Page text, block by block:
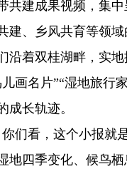
共建成果视频，集
建、乡风共育等领
沿着双桂湖畔，实
画名片”“湿地旅行
成长轨迹。
们看，这个小报就
地四季变化、候鸟